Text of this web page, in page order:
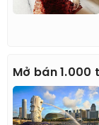
Mở bán